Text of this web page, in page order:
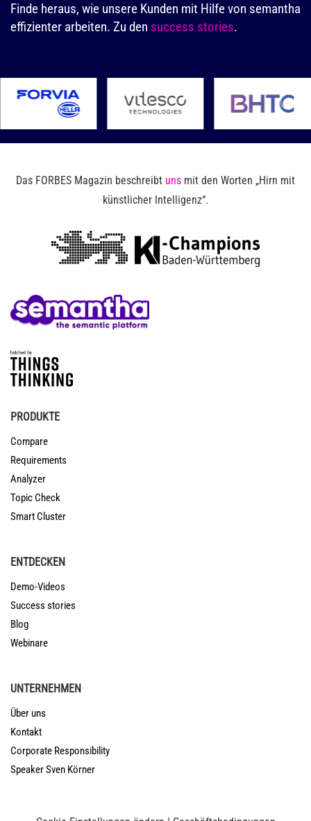
Finde heraus, wie unsere Kunden mit Hilfe von semantha
effizienter arbeiten. Zu den success stories.
Das FORBES Magazin beschreibt uns mit den Worten „Hirn mit
künstlicher Intelligenz“.
PRODUKTE
Compare
Requirements
Analyzer
Topic Check
Smart Cluster
ENTDECKEN
Demo-Videos
Success stories
Blog
Webinare
UNTERNEHMEN
Über uns
Kontakt
Corporate Responsibility
Speaker Sven Körner